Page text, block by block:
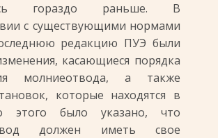
гораздо раньше. В
с существующими нормами
редакцию ПУЭ были
касающиеся порядка
молниеотвода, а также
которые находятся в
этого было указано, что
должен иметь свое